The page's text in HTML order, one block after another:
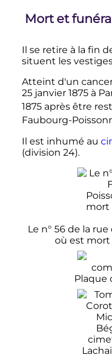
Mort et
Il se retire à la fin
situent les
Atteint d'un
25 janvier 1875à
1875après être
Faubourg-
Il est inhumé au
(division 24).
Le n° 56 de la
où est mort
Plaque